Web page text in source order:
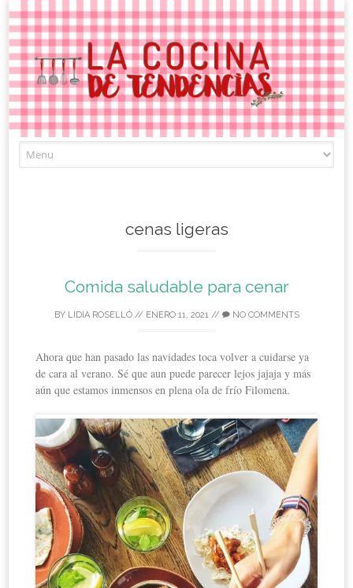
to
cenas ligeras
Comida saludable para cenar
BY LIDIA ROSELLÓ// ENERO 11, 2021// NO COMMENTS
Ahora que han pasado las navidades toca volver a cuidarse ya
de cara al verano. Sé que aun puede parecer lejos jajaja y más
aún que estamos inmensos en plena ola de frío Filomena.